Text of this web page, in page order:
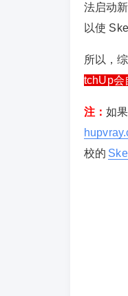
法启动
以使
所以，
tchUp会
注：如
校的